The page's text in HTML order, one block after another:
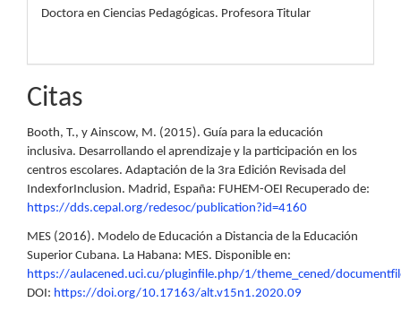
Doctora en Ciencias Pedagógicas. Profesora Titular
Citas
Booth, T., y Ainscow, M. (2015). Guía para la educación
inclusiva. Desarrollando el aprendizaje y la participación en los
centros escolares. Adaptación de la 3ra Edición Revisada del
IndexforInclusion. Madrid, España: FUHEM-OEI Recuperado de:
https://dds.cepal.org/redesoc/publication?id=4160
MES (2016). Modelo de Educación a Distancia de la Educación
Superior Cubana. La Habana: MES. Disponible en:
https://aulacened.uci.cu/pluginfile.php/1/theme_cened/
DOI: https://doi.org/10.17163/alt.v15n1.2020.09